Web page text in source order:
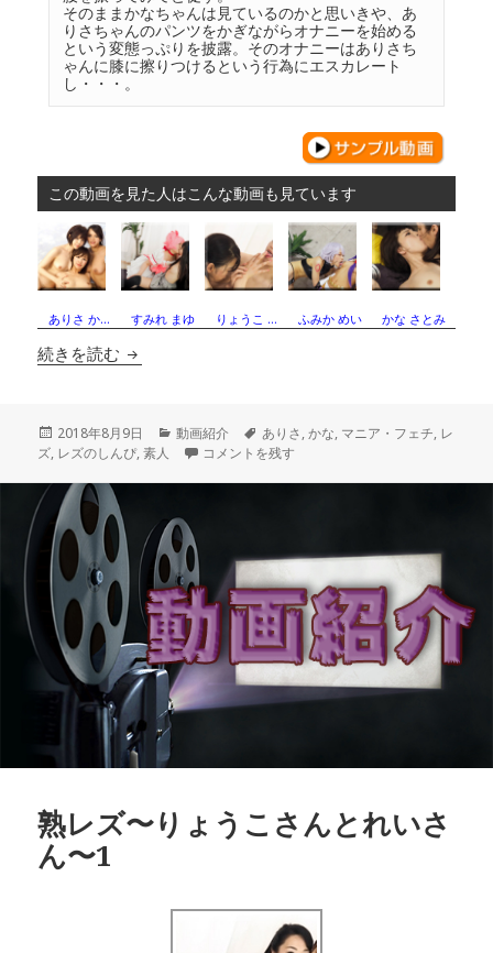
そのままかなちゃんは見ているのかと思いきや、あ
りさちゃんのパンツをかぎながらオナニーを始める
という変態っぷりを披露。そのオナニーはありさち
ゃんに膝に擦りつけるという行為にエスカレート
し・・・。
この動画を見た人はこんな動画も見ています
ありさ か… すみれ まゆ りょうこ … ふみか めい かな さとみ
続きを読む コスプレレズビアン〜ありさちゃんとかなちゃん
投
稿
2018年8月9日
カ
テ
動画紹介
タ
グ
ありさ,かな, マニア・フェチ, レ
ズ, レズのしんぴ,素人 コスプレレズビアン〜ありさちゃんとかなちゃ
コメントを残す
熟レズ〜りょうこさんとれいさ
ん〜1